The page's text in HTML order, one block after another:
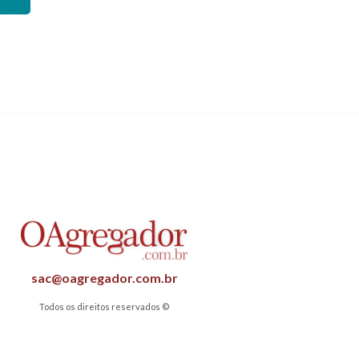
sac@oagregador.com.br
Todos os direitos reservados ©